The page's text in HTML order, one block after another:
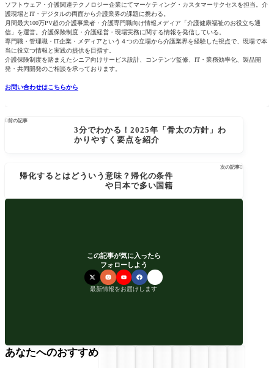
ソフトウェア・介護関連テクノロジー企業にてマーケティング・カスタマーサクセスを担当。介
護現場とIT・デジタルの両面から介護業界の課題に携わる。
月間最大100万PV超の介護事業者・介護専門職向け情報メディア「介護健康福祉のお役立ち通
信」を運営。介護保険制度・介護経営・現場実務に関する情報を発信している。
専門職・管理職・IT企業・メディアという４つの立場から介護業界を経験した視点で、現場で本
当に役立つ情報と実践の提供を目指す。
介護保険制度を踏まえたシニア向けサービス設計、コンテンツ監修、IT・業務効率化、製品開
発・共同開発のご相談を承っております。
お問い合わせはこちらから
前の記事
3分でわかる！2025年「骨太の方針」わ
かりやすく要点を紹介
次の記事
帰化するとはどういう意味？帰化の条件
や日本で多い国籍
この記事が気に入ったら
フォローしよう
最新情報をお届けします
あなたへのおすすめ